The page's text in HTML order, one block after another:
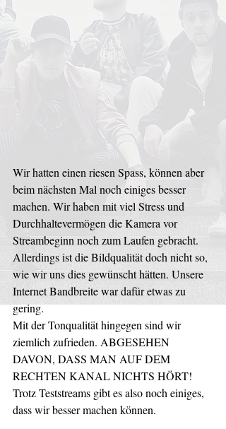
Wir hatten einen riesen Spass, können aber
beim nächsten Mal noch einiges besser
machen. Wir haben mit viel Stress und
Durchhaltevermögen die Kamera vor
Streambeginn noch zum Laufen gebracht.
Allerdings ist die Bildqualität doch nicht so,
wie wir uns dies gewünscht hätten. Unsere
Internet Bandbreite war dafür etwas zu
gering.
Mit der Tonqualität hingegen sind wir
ziemlich zufrieden. ABGESEHEN
DAVON, DASS MAN AUF DEM
RECHTEN KANAL NICHTS HÖRT!
Trotz Teststreams gibt es also noch einiges,
dass wir besser machen können.